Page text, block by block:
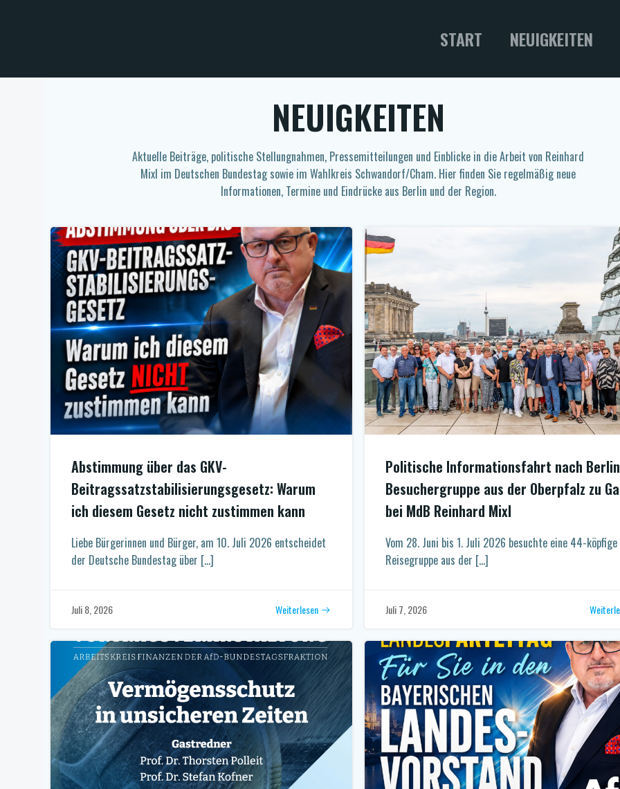
START NEUIGKEITEN
NEUIGKEITEN
Aktuelle Beiträge, politische Stellungnahmen, Pressemitteilungen und Einblicke in die Arbeit von Reinhard
Mixl im Deutschen Bundestag sowie im Wahlkreis Schwandorf/Cham. Hier finden Sie regelmäßig neue
Informationen, Termine und Eindrücke aus Berlin und der Region.
Abstimmung über das GKV-
Beitragssatzstabilisierungsgesetz: Warum
ich diesem Gesetz nicht zustimmen kann
Liebe Bürgerinnen und Bürger, am 10. Juli 2026 entscheidet
der Deutsche Bundestag über […]
Juli 8, 2026 Weiterlesen
Politische Informationsfahrt nach
Besuchergruppe aus der Oberpfalz zu
bei MdB Reinhard Mixl
Vom 28. Juni bis 1. Juli 2026 besuchte eine 44-köpfige
Reisegruppe aus der […]
Juli 7, 2026